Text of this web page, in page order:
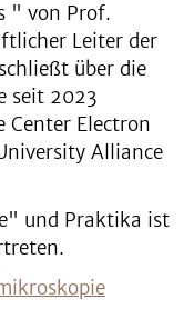
" von Prof.
Leiter der
über die
seit 2023
Center Electron
Alliance
und Praktika ist